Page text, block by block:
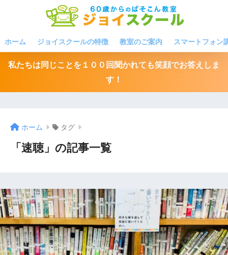
ホーム ジョイスクールの特徴 教室のご案内 スマートフォン
私たちは同じことを１００回聞かれても笑顔でお答えしま
す！
ホーム タグ
「速聴」の記事一覧